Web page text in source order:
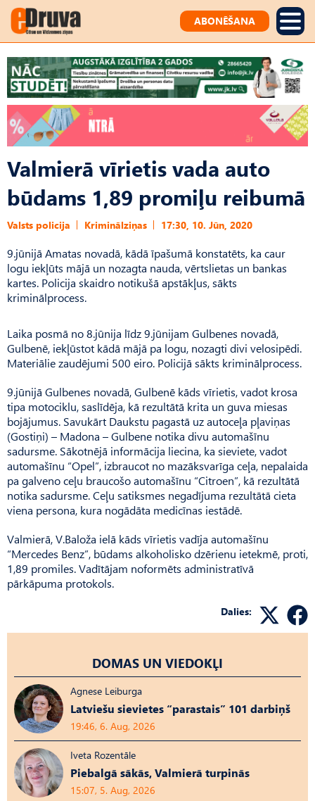
ABONĒŠANA
Valmierā vīrietis vada auto
būdams 1,89 promiļu reibumā
Valsts policija Kriminālziņas 17:30, 10. Jūn, 2020
9.jūnijā Amatas novadā, kādā īpašumā konstatēts, ka caur
logu iekļūts mājā un nozagta nauda, vērtslietas un bankas
kartes. Policija skaidro notikušā apstākļus, sākts
kriminālprocess.
Laika posmā no 8.jūnija līdz 9.jūnijam Gulbenes novadā,
Gulbenē, iekļūstot kādā mājā pa logu, nozagti divi velosipēdi.
Materiālie zaudējumi 500 eiro. Policijā sākts kriminālprocess.
9.jūnijā Gulbenes novadā, Gulbenē kāds vīrietis, vadot krosa
tipa motociklu, saslīdēja, kā rezultātā krita un guva miesas
bojājumus. Savukārt Daukstu pagastā uz autoceļa pļaviņas
(Gostiņi) – Madona – Gulbene notika divu automašīnu
sadursme. Sākotnējā informācija liecina, ka sieviete, vadot
automašīnu “Opel”, izbraucot no mazāksvarīga ceļa, nepalaida
pa galveno ceļu braucošo automašīnu “Citroen”, kā rezultātā
notika sadursme. Ceļu satiksmes negadījuma rezultātā cieta
viena persona, kura nogādāta medicīnas iestādē.
Valmierā, V.Baloža ielā kāds vīrietis vadīja automašīnu
“Mercedes Benz”, būdams alkoholisko dzērienu ietekmē, proti,
1,89 promiles. Vadītājam noformēts administratīvā
pārkāpuma protokols.
Dalies:
DOMAS UN VIEDOKĻI
Agnese Leiburga
Latviešu sievietes “parastais” 101 darbiņš
19:46, 6. Aug, 2026
Iveta Rozentāle
Piebalgā sākās, Valmierā turpinās
15:07, 5. Aug, 2026